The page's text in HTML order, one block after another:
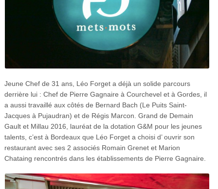
Jeune Chef de 31 ans, Léo Forget a déjà un solide parcours
derrière lui : Chef de Pierre Gagnaire à Courchevel et à Gordes, il
a aussi travaillé aux côtés de Bernard Bach (Le Puits Saint-
Jacques à Pujaudran) et de Régis Marcon. Grand de Demain
Gault et Millau 2016, lauréat de la dotation G&M pour les jeunes
talents, c’est à Bordeaux que Léo Forget a choisi d’ ouvrir son
restaurant avec ses 2 associés Romain Grenet et Marion
Chataing rencontrés dans les établissements de Pierre Gagnaire.